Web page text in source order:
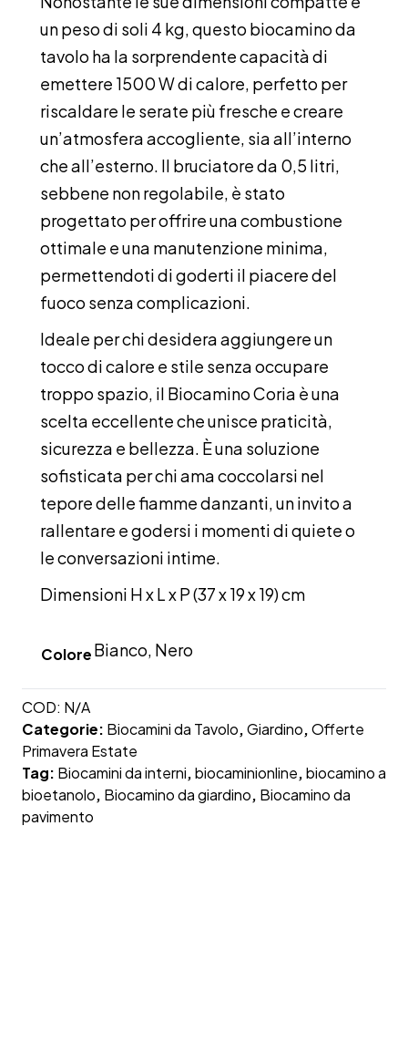
un peso di soli 4 kg, questo biocamino da
tavolo ha la sorprendente capacità di
emettere 1500 W di calore, perfetto per
riscaldare le serate più fresche e creare
un’atmosfera accogliente, sia all’interno
che all’esterno. Il bruciatore da 0,5 litri,
sebbene non regolabile, è stato
progettato per offrire una combustione
ottimale e una manutenzione minima,
permettendoti di goderti il piacere del
fuoco senza complicazioni.
Ideale per chi desidera aggiungere un
tocco di calore e stile senza occupare
troppo spazio, il Biocamino Coria è una
scelta eccellente che unisce praticità,
sicurezza e bellezza. È una soluzione
sofisticata per chi ama coccolarsi nel
tepore delle fiamme danzanti, un invito a
rallentare e godersi i momenti di quiete o
le conversazioni intime.
Dimensioni H x L x P (37 x 19 x 19) cm
ColoreBianco, Nero
COD: N/A
Categorie: Biocamini da Tavolo,Giardino,Offerte
Primavera Estate
Tag: Biocamini da interni,biocaminionline,biocamino a
bioetanolo, Biocamino da giardino, Biocamino da
pavimento